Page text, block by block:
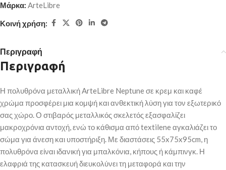
Μάρκα: ArteLibre
Κοινή χρήση:
Περιγραφή
Περιγραφή
Η πολυθρόνα μεταλλική ArteLibre Neptune σε κρεμ και καφέ
χρώμα προσφέρει μια κομψή και ανθεκτική λύση για τον εξωτερικό
σας χώρο. Ο στιβαρός μεταλλικός σκελετός εξασφαλίζει
μακροχρόνια αντοχή, ενώ το κάθισμα από textilene αγκαλιάζει το
σώμα για άνεση και υποστήριξη. Με διαστάσεις 55x75x95cm, η
πολυθρόνα είναι ιδανική για μπαλκόνια, κήπους ή κάμπινγκ. Η
ελαφριά της κατασκευή διευκολύνει τη μεταφορά και την